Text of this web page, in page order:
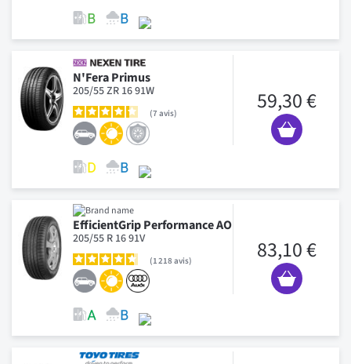
N'Fera Primus
205/55 ZR 16 91W
7 avis 59,30 €
EfficientGrip Performance AO
205/55 R 16 91V
1 218 avis 83,10 €